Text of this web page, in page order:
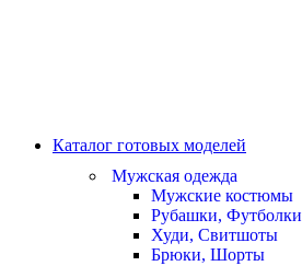
Каталог готовых моделей
Мужская одежда
Мужские костюмы
Рубашки, Футболки
Худи, Свитшоты
Брюки, Шорты